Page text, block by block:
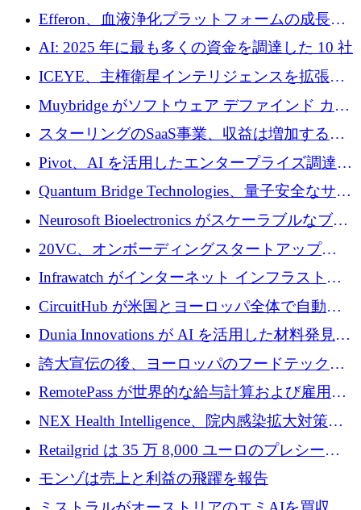
認を獲得
Efferon、血液浄化プラットフォームの成長に
250万ユーロを確保
AI: 2025 年に最も多くの資金を調達した 10 社
ICEYE、主権衛星インテリジェンスを拡張す
るために 3 億ユーロの信用枠を確保
Muybridge がソフトウェア デファインド カメ
ラ テクノロジーを拡張するためにシリーズ A
で 1,600 万ドルを調達
スターリングのSaaS事業、収益は増加するも
グループ利益は減少
Pivot、AI を活用したエンタープライズ調達プ
ラットフォームを拡大するために 4,000 万ド
ルを調達
Quantum Bridge Technologies、量子安全なサイ
バーセキュリティ インフラストラクチャの拡
張にシリーズ A で 800 万ドルを投入
Neurosoft Bioelectronics がスケーラブルなブレ
イン コンピューター インターフェイスのため
に 750 万ドルを調達
20VC、オンボーディングスタートアップ
Prelude へのシリーズ A 投資で 2,000 万ドルを
Infrawatch がインターネット インフラストラ
クチャ インテリジェンス向けに 300 万ドルの
プレシードを確保
CircuitHub が米国とヨーロッパ全体で自動電
子機器製造を拡大するために 2,800 万ドルを
Dunia Innovations が AI を活用した材料発見を
産業化するために 2 億 8,000 万ユーロのベル
リン GigaLab を発表
誇大宣伝の後、ヨーロッパのフードテックセ
クターはファンダメンタルズを中心に再構築
RemotePass が世界的な給与計算および雇用プ
ラットフォームを拡大するために 1,740 万ド
NEX Health Intelligence、院内感染拡大対策に
100万ユーロを確保
Retailgrid は 35 万 8,000 ユーロのプレシード
ラウンドで小売業のスプレッドシートをター
ゲットにしています
モンゾは売上と利益の飛躍を報告